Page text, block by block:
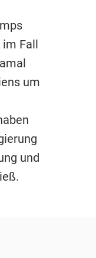
im Fall
um
und